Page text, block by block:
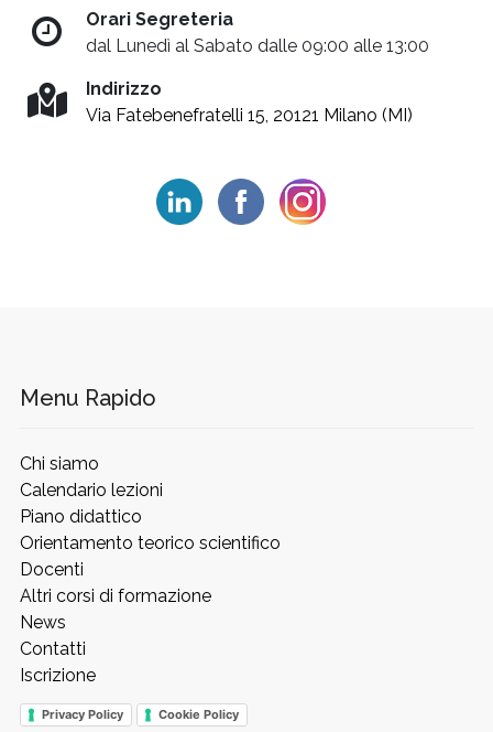
Orari Segreteria
dal Lunedì al Sabato dalle 09:00 alle 13:00
Indirizzo
Via Fatebenefratelli 15, 20121 Milano (MI)
Menu Rapido
Chi siamo
Calendario lezioni
Piano didattico
Orientamento teorico scientifico
Docenti
Altri corsi di formazione
News
Contatti
Iscrizione
Privacy Policy Cookie Policy